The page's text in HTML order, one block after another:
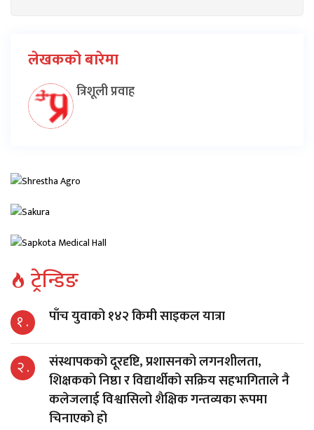
लेखकको बारेमा
त्रिशूली प्रवाह
ट्रेन्डिङ
१ . पाँच युवाको १४२ किमी साइकल यात्रा
२ .
संस्थापकको दूरदृष्टि, प्रशासनको लगनशीलता,
शिक्षकको निष्ठा र विद्यार्थीको सक्रिय सहभागिताले नै
कलेजलाई विश्वासिलो शैक्षिक गन्तव्यका रूपमा
चिनाएको हो